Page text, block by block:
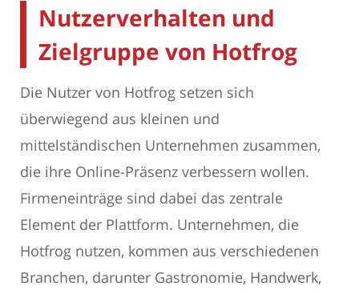
Nutzerverhalten und
Zielgruppe von Hotfrog
Die Nutzer von Hotfrog setzen sich
überwiegend aus kleinen und
mittelständischen Unternehmen zusammen,
die ihre Online-Präsenz verbessern wollen.
Firmeneinträge sind dabei das zentrale
Element der Plattform. Unternehmen, die
Hotfrog nutzen, kommen aus verschiedenen
Branchen, darunter Gastronomie, Handwerk,